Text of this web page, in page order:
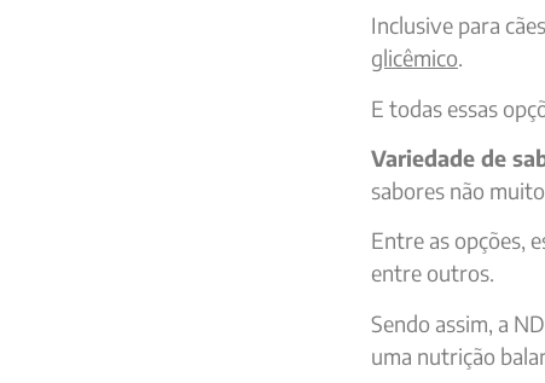
Inclusive para
glicêmico.
E todas essas
Variedade de
sabores não
Entre as opções,
entre outros.
Sendo assim, a
uma nutrição